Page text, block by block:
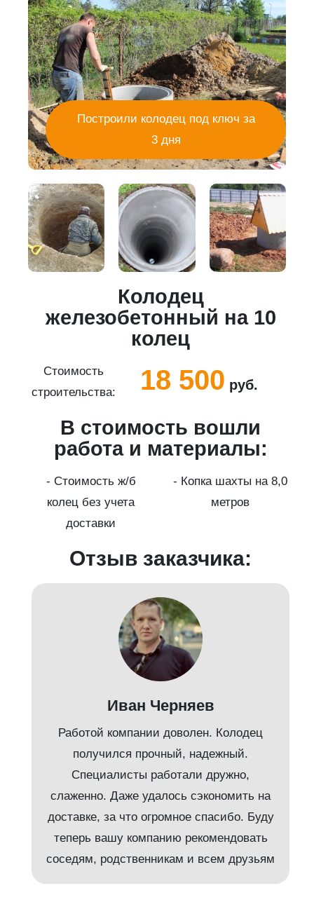
Построили колодец под ключ за
3 дня
Колодец
железобетонный на 10
колец
Стоимость
строительства:
18 500 руб.
В стоимость вошли
работа и материалы:
- Стоимость ж/б
колец без учета
доставки
- Копка шахты на 8,0
метров
Отзыв заказчика:
Иван Черняев
Работой компании доволен. Колодец
получился прочный, надежный.
Специалисты работали дружно,
слаженно. Даже удалось сэкономить на
доставке, за что огромное спасибо. Буду
теперь вашу компанию рекомендовать
соседям, родственникам и всем друзьям